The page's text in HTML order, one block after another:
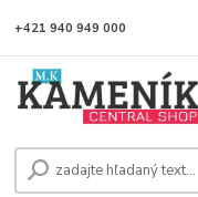
+421 940 949 000